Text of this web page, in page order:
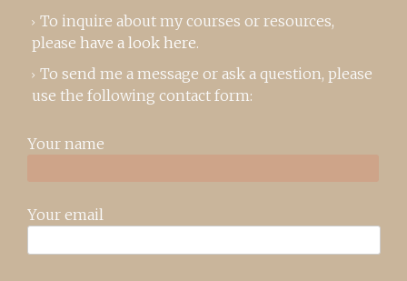
To inquire about my courses or resources,
please have a look here.
To send me a message or ask a question, please
use the following contact form:
Your name
Your email